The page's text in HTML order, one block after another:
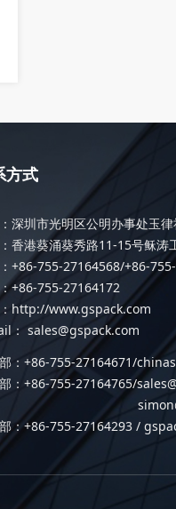
深圳市光明区公明办事处玉
香港葵涌葵秀路11-15号稣涛
+86-755-27164568/+86-
+86-755-27164172
http://www.gspack.com
： sales@gspack.com
：+86-755-27164671/
：+86-755-27164765/
：+86-755-27164293 /
方式